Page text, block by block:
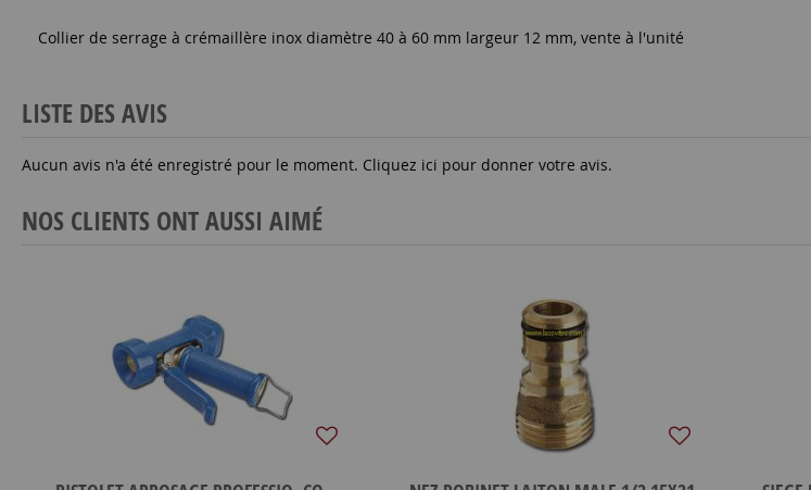
Collier de serrage à crémaillère inox diamètre 40 à 60 mm largeur 12 mm, vente à l'unité
LISTE DES AVIS
Aucun avis n'a été enregistré pour le moment. Cliquez ici pour donner votre avis.
NOS CLIENTS ONT AUSSI AIMÉ